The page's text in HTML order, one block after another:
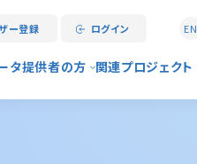
タ提供者の方 関連プロジェクト
ー登録 ログイン EN